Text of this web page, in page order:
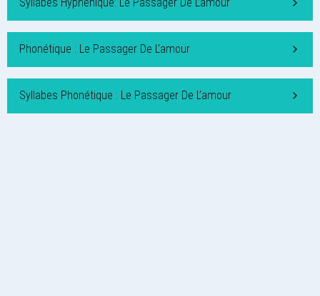
Syllabes Hyphénique: Le Passager De L’amour
Phonétique : Le Passager De L’amour
Syllabes Phonétique : Le Passager De L’amour